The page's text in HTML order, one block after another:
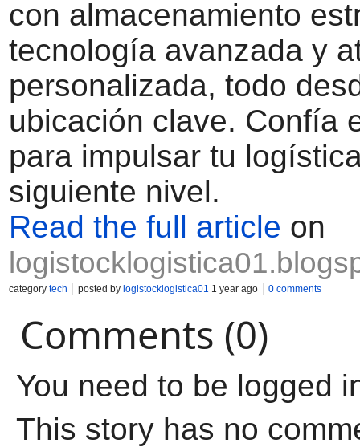
con almacenamiento
tecnología avanzada y
personalizada, todo
ubicación clave. Confía
para impulsar tu
siguiente nivel.
Read the full article on
category tech posted by logistocklogistica01 1 year ago 0 comments
Comments (0)
You need to be logged
This story has no